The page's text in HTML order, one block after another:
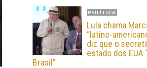
POLÍTICA
Lula chama
“latino-
diz que o
estado dos EUA
Brasil”